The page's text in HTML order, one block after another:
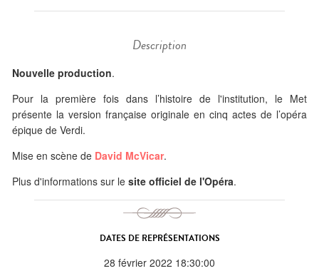
Description
Nouvelle production.
Pour la première fois dans l’histoire de l'institution, le Met
présente la version française originale en cinq actes de l’opéra
épique de Verdi.
Mise en scène de David McVicar.
Plus d'informations sur le site officiel de l'Opéra.
DATES DE REPRÉSENTATIONS
28 février 2022 18:30:00